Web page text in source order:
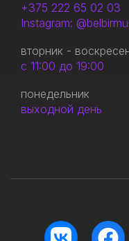
+375 222 65 02 03
Instagram:
вторник -
с 11:00 до 19:00
понедельник
выходной день